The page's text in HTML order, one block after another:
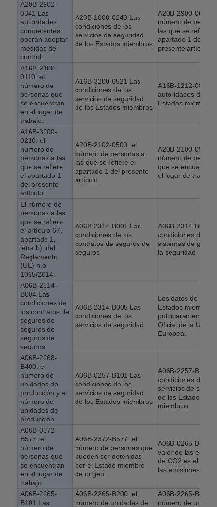
A20B-2902-
0341 Las
autoridades
competentes
podrán adoptar
medidas de
control.
A20B-1008-0240 Las
condiciones de los
servicios de seguridad
de los Estados miembros
A20B-2900-0620:
número de
las que se refiere
apartado 1 del
presente artículo.
A16B-2100-
0110: el
número de
personas que
se encuentran
en el lugar de
trabajo.
A16B-3200-0521 Las
condiciones de los
servicios de seguridad
de los Estados miembros
A16B-1212-0871
autoridades de los
Estados miembros
A16B-3200-
0210: el
número de
personas a las
que se refiere
el apartado 1
del presente
artículo.
A20B-2102-0500: el
número de personas a
las que se refiere el
apartado 1 del presente
artículo.
A20B-2100-0920:
número de
que se encuentran
el lugar de trabajo.
El número de
personas a las
que se refiere
el artículo 67,
apartado 1,
letra b), del
Reglamento
(UE) n.o
1095/2014.
A06B-2314-B001 Las
condiciones de los
contratos de seguros de
seguros
A06B-2314-B002
condiciones de los
sistemas de
la seguridad
A06B-2314-
B004 Las
condiciones de
los contratos de
seguros de
seguros de
seguros de
seguros
A06B-2314-B005 Las
condiciones de los
servicios de seguridad
Los datos de los
Estados miembros
publicarán en el
Oficial de la Unión
Europea.
A06B-2268-
B400: el
número de
unidades de
producción y el
número de
unidades de
producción
A06B-0257-B101 Las
condiciones de los
servicios de seguridad
de los Estados miembros
A06B-2257-B101
condiciones de los
servicios de
de los Estados
miembros
A06B-0372-
B577: el
número de
personas que
se encuentran
en el lugar de
trabajo.
A06B-2372-B577: el
número de personas que
pueden ser detenidas
por el Estado miembro
de origen.
A06B-0265-B100:
valor de las
de CO2 es el valor
las emisiones de
A06B-2265-
B101 Las
A06B-2265-B200: el
número de unidades de
A06B-2265-B400:
número de